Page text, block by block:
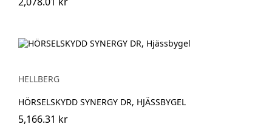
HELLBERG
HÖRSELSKYDD SYNERGY DR, HJÄSSBYGEL
5,166.31 kr